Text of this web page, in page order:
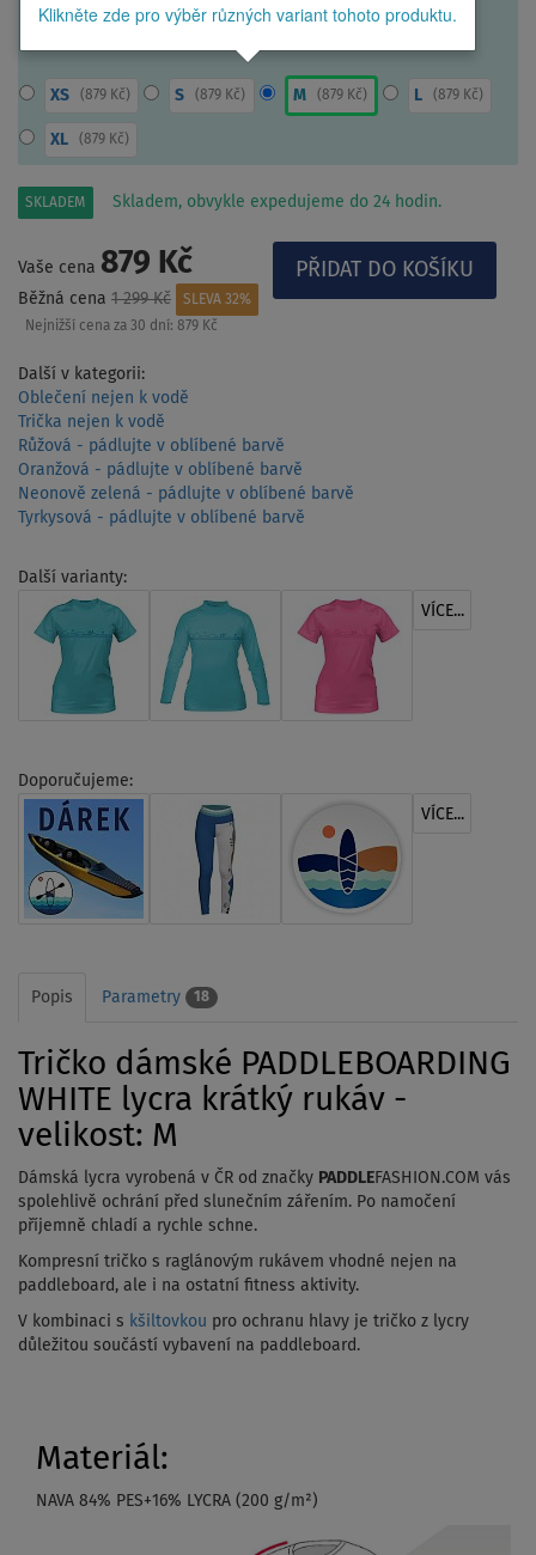
Klikněte zde pro výběr různých variant tohoto produktu.
XS (879 Kč) S (879 Kč) M (879 Kč) L (879 Kč)
XL (879 Kč)
SKLADEM Skladem, obvykle expedujeme do 24 hodin.
Vaše cena 879 Kč
Běžná cena 1 299 Kč
SLEVA 32%
Nejnižší cena za 30 dní: 879 Kč
Další v kategorii:
Oblečení nejen k vodě
Trička nejen k vodě
Růžová - pádlujte v oblíbené barvě
Oranžová - pádlujte v oblíbené barvě
Neonově zelená - pádlujte v oblíbené barvě
Tyrkysová - pádlujte v oblíbené barvě
Další varianty:
VÍCE...
Doporučujeme:
VÍCE...
Popis Parametry 18
Tričko dámské PADDLEBOARDING
WHITE lycra krátký rukáv -
velikost: M
Dámská lycra vyrobená v ČR od značky PADDLEFASHION.COM vás
spolehlivě ochrání před slunečním zářením. Po namočení
příjemně chladí a rychle schne.
Kompresní tričko s raglánovým rukávem vhodné nejen na
paddleboard, ale i na ostatní fitness aktivity.
V kombinaci s kšiltovkou pro ochranu hlavy je tričko z lycry
důležitou součástí vybavení na paddleboard.
Materiál:
NAVA 84% PES+16% LYCRA (200 g/m²)